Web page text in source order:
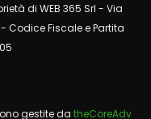
di WEB 365 Srl - Via
- Codice Fiscale e Partita
gestite da theCoreAdv